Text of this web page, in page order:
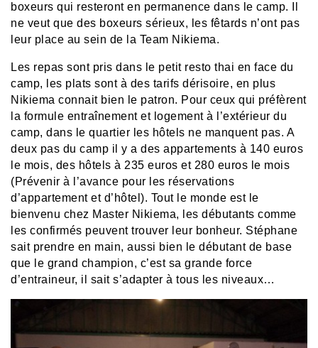
boxeurs qui resteront en permanence dans le camp. Il
ne veut que des boxeurs sérieux, les fêtards n’ont pas
leur place au sein de la Team Nikiema.
Les repas sont pris dans le petit resto thai en face du
camp, les plats sont à des tarifs dérisoire, en plus
Nikiema connait bien le patron. Pour ceux qui préfèrent
la formule entraînement et logement à l’extérieur du
camp, dans le quartier les hôtels ne manquent pas. A
deux pas du camp il y a des appartements à 140 euros
le mois, des hôtels à 235 euros et 280 euros le mois
(Prévenir à l’avance pour les réservations
d’appartement et d’hôtel). Tout le monde est le
bienvenu chez Master Nikiema, les débutants comme
les confirmés peuvent trouver leur bonheur. Stéphane
sait prendre en main, aussi bien le débutant de base
que le grand champion, c’est sa grande force
d’entraineur, il sait s’adapter à tous les niveaux…